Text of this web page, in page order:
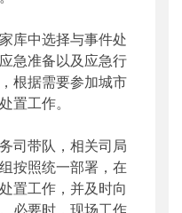
中选择与事件处
急准备以及应急行
根据需要参加城市
置工作。
带队，相关司局
按照统一部署，在
置工作，并及时向
必要时，现场工作